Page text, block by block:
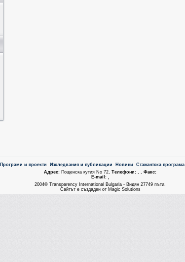
Програми и проекти Изследвания и публикации Новини Стажантска програма
Aдрес: Пощенска кутия No 72, Tелефони: , , Факс:
Е-mail: ,
2004© Transparency International Bulgaria - Видян 27749 пъти.
Сайтът е създаден от Magic Solutions